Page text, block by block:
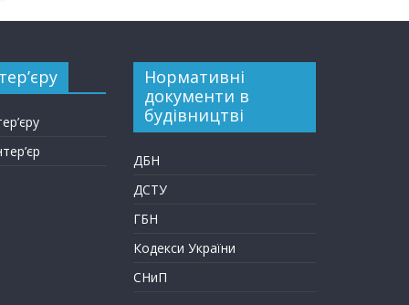
Нормативні
документи в
будівництві
ДБН
ДСТУ
ГБН
Кодекси України
СНиП